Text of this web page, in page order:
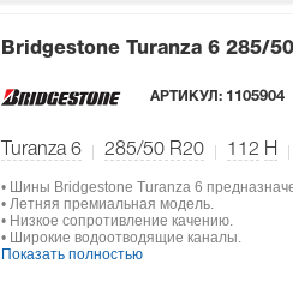
Bridgestone Turanza 6 285/
АРТИКУЛ: 1105904
Turanza 6 285/50 R20 112 H
• Шины Bridgestone Turanza 6
• Летняя премиальная модель.
• Низкое сопротивление качению.
• Широкие водоотводящие каналы.
Показать полностью